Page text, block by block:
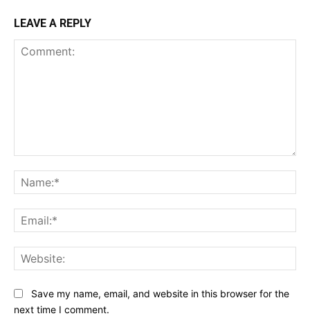
LEAVE A REPLY
Save my name, email, and website in this browser for the
next time I comment.